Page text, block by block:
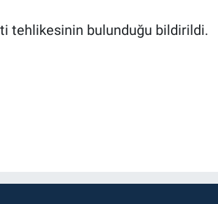
tehlikesinin bulunduğu bildirildi.